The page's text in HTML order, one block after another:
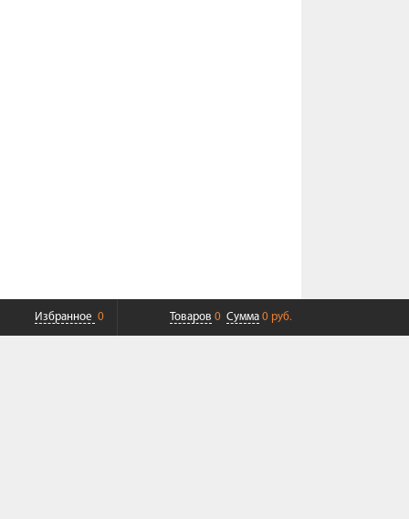
Избранное 0 Товаров 0 Сумма 0 руб.